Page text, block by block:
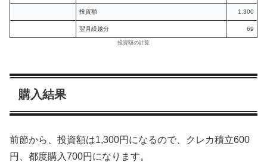
投資額 1,300
翌月繰越分 69
投資額の計算
購入結果
前節から、投資額は1,300円になるので、クレカ積立600
円、都度購入700円になります。